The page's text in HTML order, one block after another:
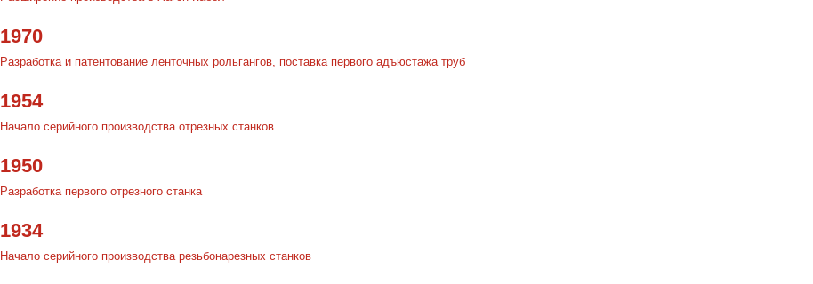
1970
Разработка и патентование ленточных рольгангов, поставка первого адъюстажа труб
1954
Начало серийного производства отрезных станков
1950
Разработка первого отрезного станка
1934
Начало серийного производства резьбонарезных станков